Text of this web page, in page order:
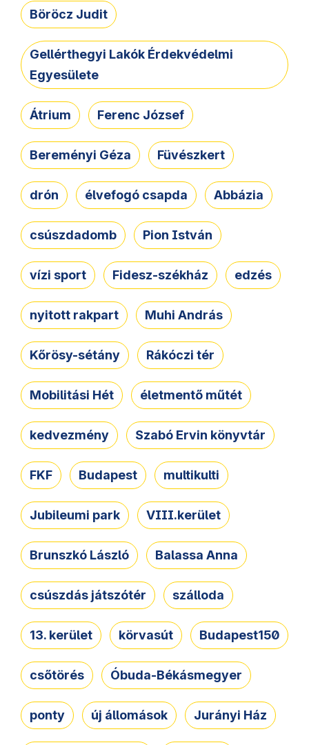
Böröcz Judit
Gellérthegyi Lakók Érdekvédelmi
Egyesülete
Átrium Ferenc József
Bereményi Géza Füvészkert
drón élvefogó csapda Abbázia
csúszdadomb Pion István
vízi sport Fidesz-székház edzés
nyitott rakpart Muhi András
Kőrösy-sétány Rákóczi tér
Mobilitási Hét életmentő műtét
kedvezmény Szabó Ervin könyvtár
FKF Budapest multikulti
Jubileumi park VIII.kerület
Brunszkó László Balassa Anna
csúszdás játszótér szálloda
13. kerület körvasút Budapest150
csőtörés Óbuda-Békásmegyer
ponty új állomások Jurányi Ház